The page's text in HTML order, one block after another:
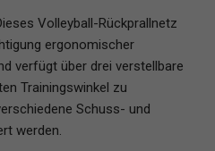
Volleyball-Rückprallnetz
ergonomischer
verfügt über drei verstellbare
Trainingswinkel zu
Schuss- und
werden.